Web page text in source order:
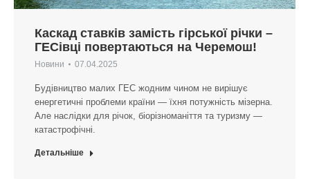
Каскад ставків замість гірської річки –
ГЕСівці повертаються на Черемош!
Новини 07.04.2025
Будівництво малих ГЕС жодним чином не вирішує
енергетичні проблеми країни — їхня потужність мізерна.
Але наслідки для річок, біорізноманіття та туризму —
катастрофічні.
Детальніше